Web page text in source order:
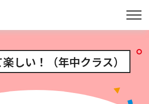
しい！（年中クラス）